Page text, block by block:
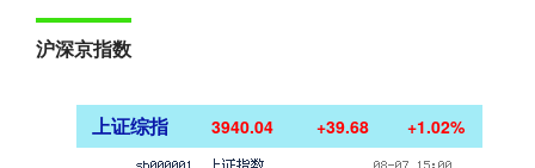
沪深京指数
上证综指 3940.04 +39.68 +1.02%